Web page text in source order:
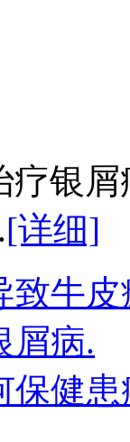
疗银
[详细]
致牛皮
屑病.
保健